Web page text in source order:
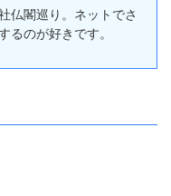
仏閣巡り。ネットでさ
るのが好きです。